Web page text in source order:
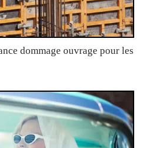
dommage ouvrage pour les